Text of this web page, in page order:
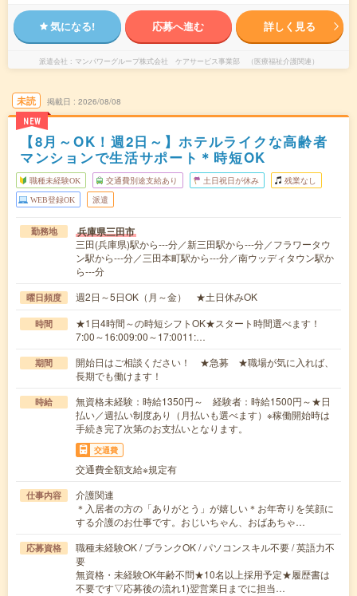
気になる! 応募へ進む 詳しく見る
派遣会社 マンパワーグループ株式会社 ケアサービス事業部 （医療福祉介護関連）
未読
NEW
掲載日 2026/08/08
【8月～OK！週2日～】ホテルライクな高齢者
マンションで生活サポート＊時短OK
職種未経験OK 交通費別途支給あり 土日祝日が休み 残業なし
WEB登録OK 派遣
勤務地 兵庫県三田市
三田(兵庫県)駅から---分／新三田駅から---分／フラワータウ
ン駅から---分／三田本町駅から---分／南ウッディタウン駅か
ら---分
曜日頻度 週2日～5日OK（月～金） ★土日休みOK
時間
★1日4時間～の時短シフトOK★スタート時間選べます！
7:00～16:009:00～17:0011:…
期間
開始日はご相談ください！ ★急募 ★職場が気に入れば、
長期でも働けます！
時給
無資格未経験：時給1350円～ 経験者：時給1500円～★日
払い／週払い制度あり（月払いも選べます）※稼働開始時は
手続き完了次第のお支払いとなります。
交通費
交通費全額支給※規定有
仕事内容
介護関連
＊入居者の方の「ありがとう」が嬉しい＊お年寄りを笑顔に
する介護のお仕事です。おじいちゃん、おばあちゃ…
応募資格
職種未経験OK / ブランクOK / パソコンスキル不要 / 英語力不
要
無資格・未経験OK年齢不問★10名以上採用予定★履歴書は
不要です▽応募後の流れ1)翌営業日までに担当…